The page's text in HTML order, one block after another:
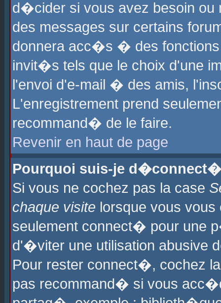
d�cider si vous avez besoin ou
des messages sur certains
donnera acc�s � des fonctions
invit�s tels que le choix d'une
l'envoi d'e-mail � des amis,
L'enregistrement prend
recommand� de le faire.
Revenir en haut de page
Pourquoi suis-je
Si vous ne cochez pas la case
chaque visite lorsque vous
seulement connect� pour une
d'�viter une utilisation abusive
Pour rester connect�, cochez
pas recommand� si vous